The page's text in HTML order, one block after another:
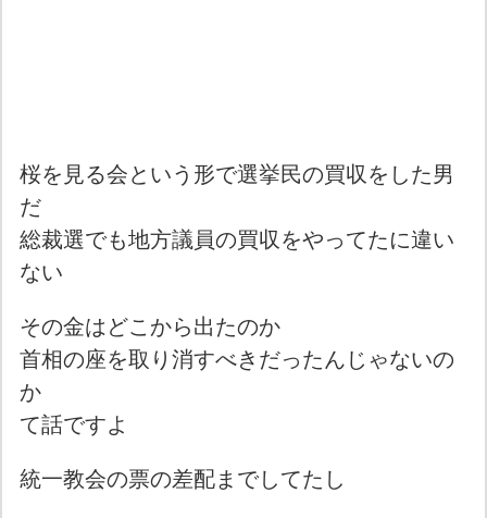
桜を見る会という形で選挙民の買収をした男
だ
総裁選でも地方議員の買収をやってたに違い
ない
その金はどこから出たのか
首相の座を取り消すべきだったんじゃないの
か
て話ですよ
統一教会の票の差配までしてたし